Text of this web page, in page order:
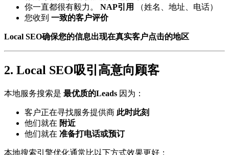
你一直都很有毅力。 NAP引用
（姓名、地址、电话）
您收到 一致的客户评价
Local SEO确保您的信息出现在真实客户点击的地区
2. Local SEO吸引高意向顾客
本地服务搜索是 最优质的Leads 因为：
客户正在寻找服务提供商 此时此刻
他们就在 附近
他们就在 准备打电话或预订
本地搜索引擎优化通常比以下方式效果更好：